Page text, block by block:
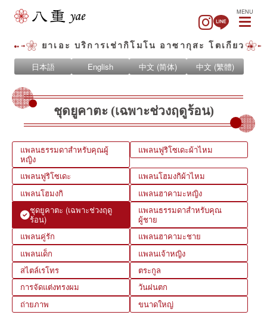
ยาเอะ บริการเช่ากิโมโน อาซากุสะ โตเกียว
日本語 English 中文 (简体) 中文 (繁體)
MENU
ชุดยูคาตะ (เฉพาะช่วงฤดูร้อน)
แพลนธรรมดาสำหรับคุณผู้
หญิง
แพลนฟูริโซเดะผ้าไหม
แพลนฟูริโซเดะ
แพลนโฮมงกิผ้าไหม
แพลนโฮมงกิ
แพลนฮาคามะหญิง
ชุดยูคาตะ (เฉพาะช่วงฤดู
ร้อน)
แพลนธรรมดาสำหรับคุณ
ผู้ชาย
แพลนคู่รัก
แพลนฮาคามะชาย
แพลนเด็ก
แพลนเจ้าหญิง
สไตล์เรโทร
ตระกูล
การจัดแต่งทรงผม
วันฝนตก
ถ่ายภาพ
ขนาดใหญ่